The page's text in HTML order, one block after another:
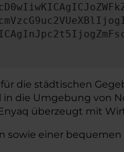
die städtischen
die Umgebung von
überzeugt mit
einer